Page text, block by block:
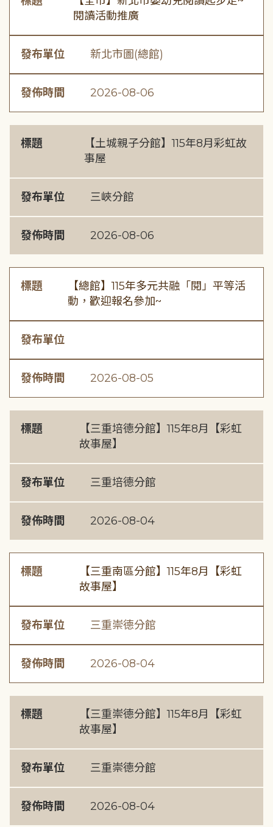
閱讀活動推廣
發布單位 新北市圖(總館)
發佈時間 2026-08-06
標題
【土城親子分館】115年8月彩虹故
事屋
發布單位 三峽分館
發佈時間 2026-08-06
標題
【總館】115年多元共融「閱」平等活
動，歡迎報名參加~
發布單位
發佈時間 2026-08-05
標題
【三重培德分館】115年8月【彩虹
故事屋】
發布單位 三重培德分館
發佈時間 2026-08-04
標題
【三重南區分館】115年8月【彩虹
故事屋】
發布單位 三重崇德分館
發佈時間 2026-08-04
標題
【三重崇德分館】115年8月【彩虹
故事屋】
發布單位 三重崇德分館
發佈時間 2026-08-04